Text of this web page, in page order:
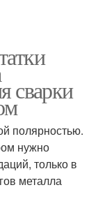
сварки
полярностью.
нужно
только в
металла